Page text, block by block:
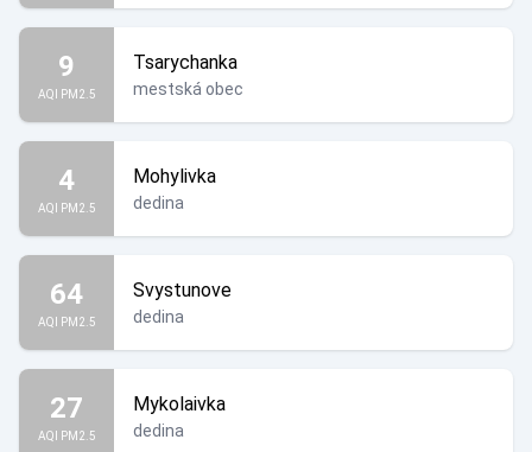
9
AQI PM2.5
Tsarychanka
mestská obec
4
AQI PM2.5
Mohylivka
dedina
64
AQI PM2.5
Svystunove
dedina
27
AQI PM2.5
Mykolaivka
dedina